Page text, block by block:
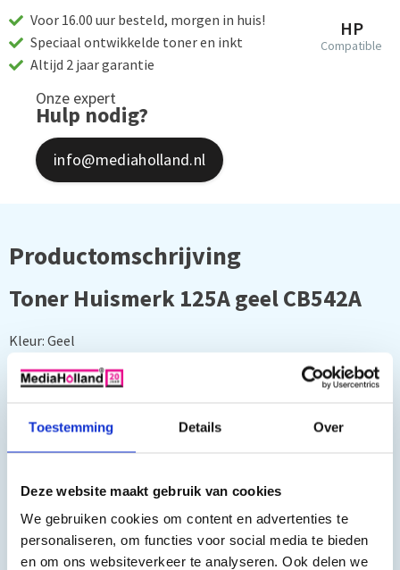
Toestemming Details Over
Deze website maakt gebruik van cookies
We gebruiken cookies om content en advertenties te
personaliseren, om functies voor social media te bieden
en om ons websiteverkeer te analyseren. Ook delen we
HP
Compatible
Voor 16.00 uur besteld, morgen in huis!
Speciaal ontwikkelde toner en inkt
Altijd 2 jaar garantie
Onze expert
Hulp nodig?
info@mediaholland.nl
Productomschrijving
Toner Huismerk 125A geel CB542A
Kleur: Geel
Capaciteit: 1400 pagina's
100% Garantie
HP Color Laserjet CM1312NFI MFP, HP Color Laserjet CN1312
MFP, HP Color Laserjet CP1210, HP Color Laserjet CP1215, HP
Color Laserjet CP1215N, HP Color Laserjet CP1217, HP Color